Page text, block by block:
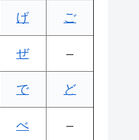
げ ご
ぜ –
で ど
べ –